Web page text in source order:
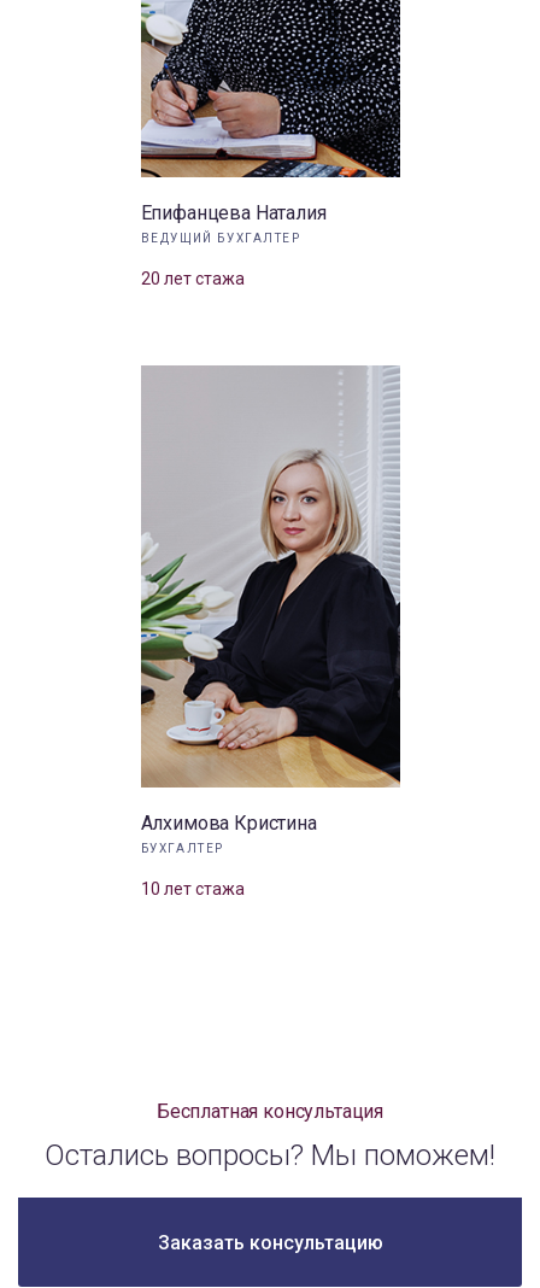
Епифанцева Наталия
ВЕДУЩИЙ БУХГАЛТЕР
20 лет стажа
Алхимова Кристина
БУХГАЛТЕР
10 лет стажа
Бесплатная консультация
Остались вопросы? Мы поможем!
Заказать консультацию